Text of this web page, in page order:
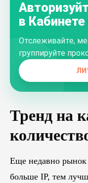
в
Отслеживайте,
группируйте
Тренд на
Еще недавно рынок
больше IP, тем